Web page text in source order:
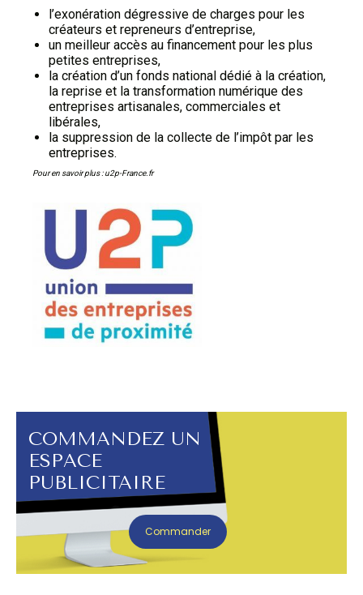
l’exonération dégressive de charges pour les
créateurs et repreneurs d’entreprise,
un meilleur accès au financement pour les plus
petites entreprises,
la création d’un fonds national dédié à la création,
la reprise et la transformation numérique des
entreprises artisanales, commerciales et
libérales,
la suppression de la collecte de l’impôt par les
entreprises.
Pour en savoir plus : u2p-France.fr
COMMANDEZ UN
ESPACE
PUBLICITAIRE
Commander